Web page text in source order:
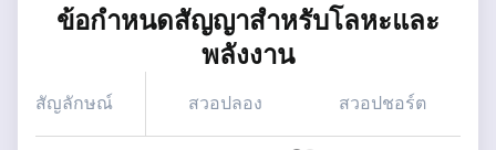
ข้อกำหนดสัญญาสำหรับโลหะและ
พลังงาน
สัญลักษณ์ สวอปลอง สวอปชอร์ต